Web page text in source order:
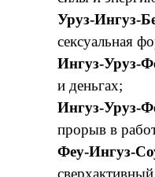
Уруз-Ингуз-
сексуальная
Ингуз-Уруз-
и деньгах;
Ингуз-Уруз-
прорыв в
Феу-Ингуз-